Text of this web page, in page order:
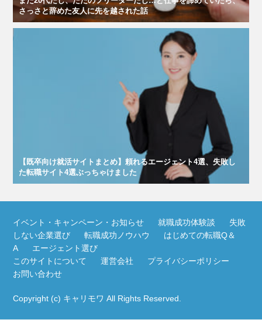
さっさと辞めた友人に先を越された話
【既卒向け就活サイトまとめ】頼れるエージェント4選、失敗し
た転職サイト4選ぶっちゃけました
イベント・キャンペーン・お知らせ 就職成功体験談
失敗
しない企業選び
転職成功ノウハウ
はじめての転職Q＆
A
エージェント選び
このサイトについて
運営会社
プライバシーポリシー
お問い合わせ
Copyright (c) キャリモワ All Rights Reserved.